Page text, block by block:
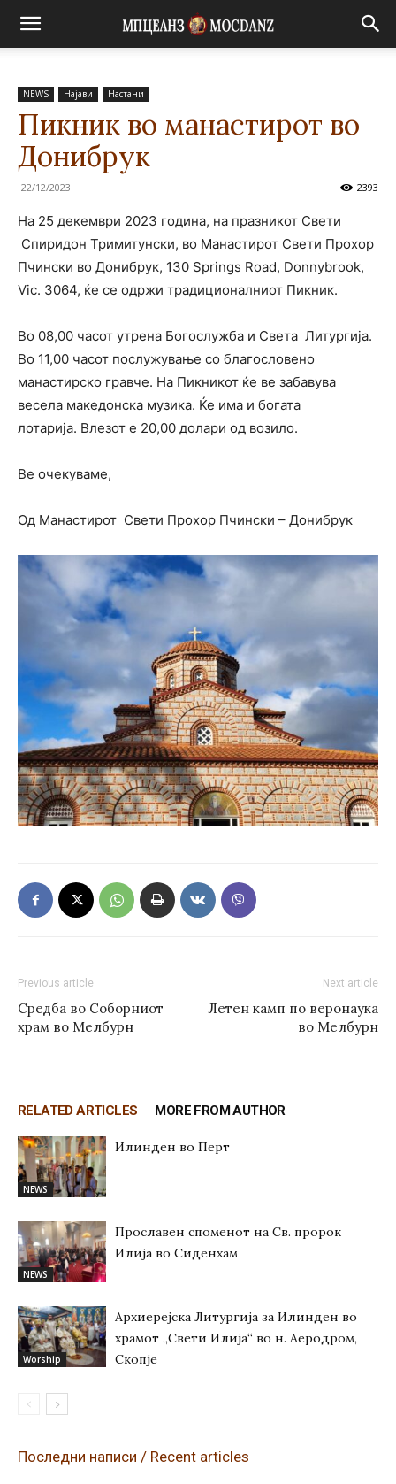
NEWS Најави Настани
Пикник во манастирот во
Донибрук
22/12/2023 2393
На 25 декември 2023 година, на празникот Свети
Спиридон Тримитунски, во Манастирот Свети Прохор
Пчински во Донибрук, 130 Springs Road, Donnybrook,
Vic. 3064, ќе се одржи традиционалниот Пикник.
Во 08,00 часот утрена Богослужба и Света Литургија.
Во 11,00 часот послужување со благословено
манастирско гравче. На Пикникот ќе ве забавува
весела македонска музика. Ќе има и богата
лотарија. Влезот е 20,00 долари од возило.
Ве очекуваме,
Од Манастирот Свети Прохор Пчински – Донибрук
Previous article
Средба во Соборниот
храм во Мелбурн
Next article
Летен камп по веронаука
во Мелбурн
RELATED ARTICLES MORE FROM AUTHOR
NEWS
Илинден во Перт
NEWS
Прославен споменот на Св. пророк
Илија во Сиденхам
Worship
Архиерејска Литургија за Илинден во
храмот „Свети Илија“ во н. Аеродром,
Скопје
Последни написи / Recent articles